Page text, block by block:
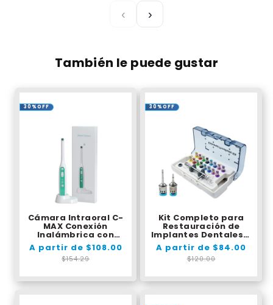
‹ ›
También le puede gustar
30%OFF
Cámara Intraoral C-
MAX Conexión
Inalámbrica con
Sistema de Zoom
Precio
habitual
A partir de $108.00
$154.29
30%OFF
Kit Completo para
Restauración de
Implantes Dentales –
Llaves de Torque
Universales
Precio
habitual
A partir de $84.00
$120.00